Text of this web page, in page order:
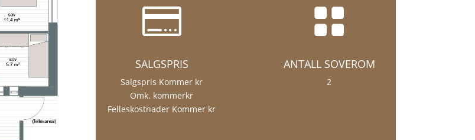

SALGSPRIS
Salgspris Kommer kr
Omk. kommerkr
Felleskostnader Kommer kr

ANTALL SOVEROM
2